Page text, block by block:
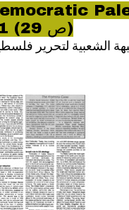
11 (ص 29)
الشعبية لتحرير